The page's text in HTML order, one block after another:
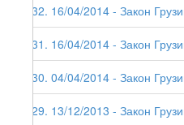
132. 16/04/2014 - Закон
131. 16/04/2014 - Закон
130. 04/04/2014 - Закон
129. 13/12/2013 - Закон